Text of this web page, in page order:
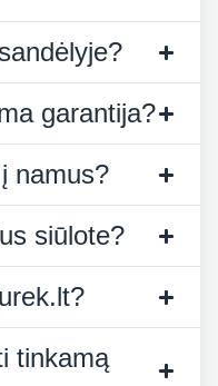
garantija?
namus?
siūlote?
tinkamą